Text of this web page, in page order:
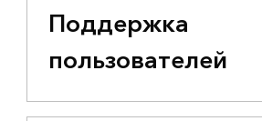
Поддержка
пользователей